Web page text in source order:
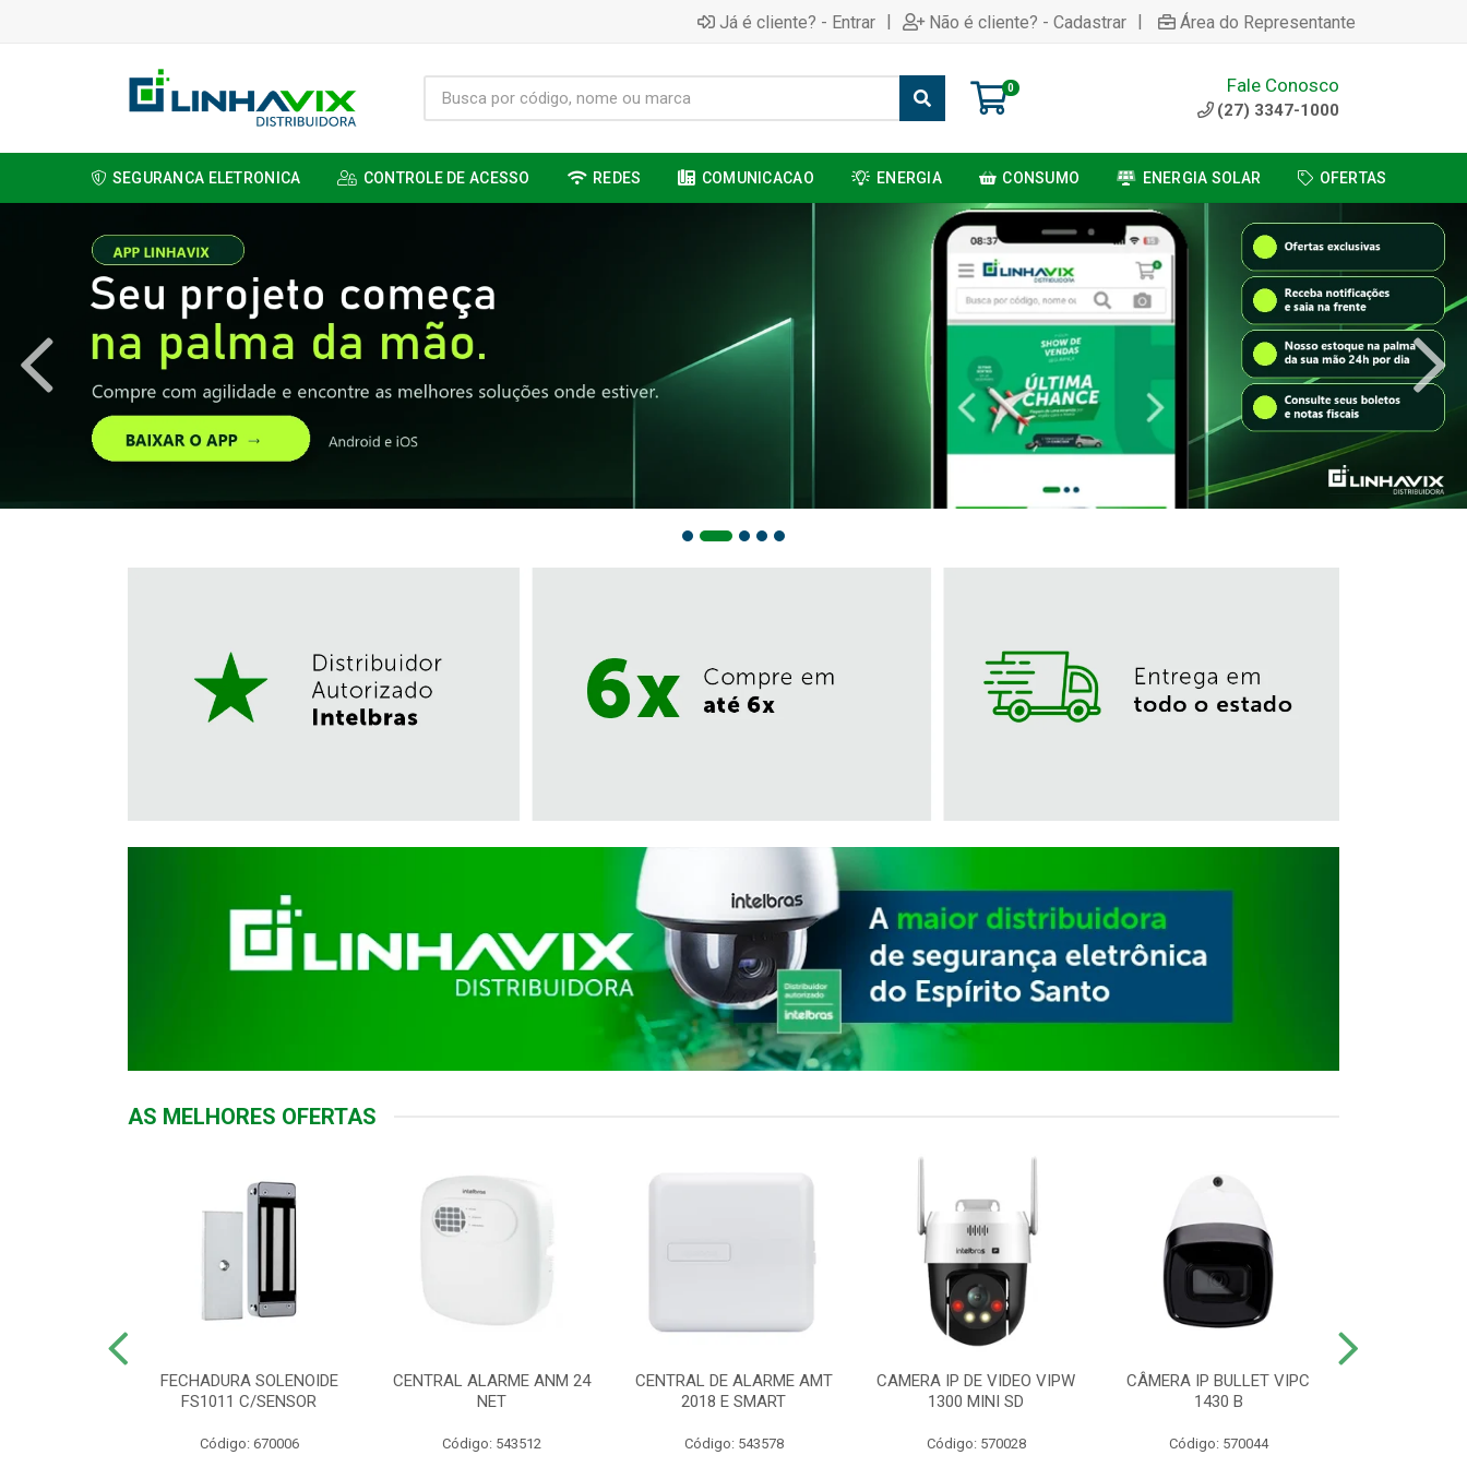
Já é cliente? - Entrar | Não é cliente? - Cadastrar | Área do Representante
0 Fale Conosco
(27) 3347-1000
SEGURANCA ELETRONICA CONTROLE DE ACESSO REDES COMUNICACAO ENERGIA CONSUMO ENERGIA SOLAR OFERTAS
AS MELHORES OFERTAS
FECHADURA SOLENOIDE
FS1011 C/SENSOR
Código: 670006
CENTRAL ALARME ANM 24
NET
Código: 543512
CENTRAL DE ALARME AMT
2018 E SMART
Código: 543578
CAMERA IP DE VIDEO VIPW
1300 MINI SD
Código: 570028
CÂMERA IP BULLET VIPC
1430 B
Código: 570044